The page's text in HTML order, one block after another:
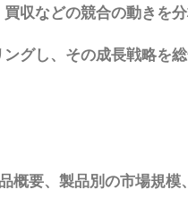
収などの競合の動きを分
グし、その成長戦略を総
概要、製品別の市場規